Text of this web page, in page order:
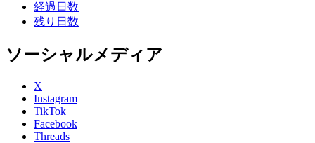
経過日数
残り日数
ソーシャルメディア
X
Instagram
TikTok
Facebook
Threads